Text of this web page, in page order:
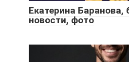
Екатерина Баранова,
новости, фото